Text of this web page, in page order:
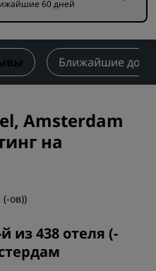
60 дней
Ближайшие
Amsterdam
на
ов))
из 438 отеля (-